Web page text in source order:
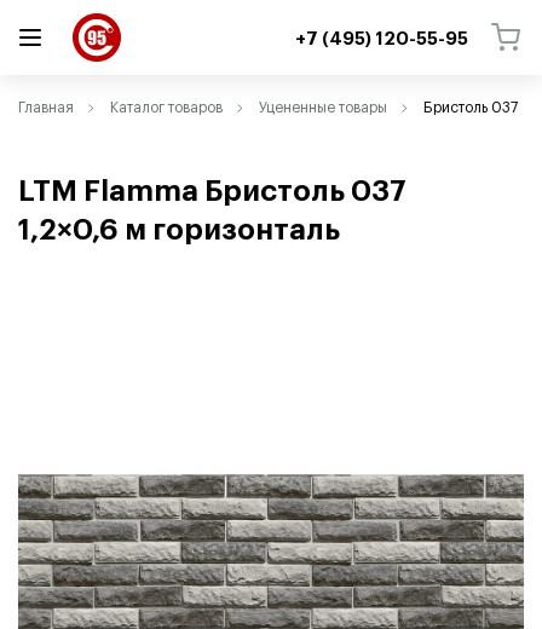
+7 (495) 120-55-95
Главная Каталог товаров Уцененные товары Бристоль 037
LTM Flamma Бристоль 037
1,2×0,6 м горизонталь
ВЕРНУТЬСЯ
ВЕРНУТЬСЯ